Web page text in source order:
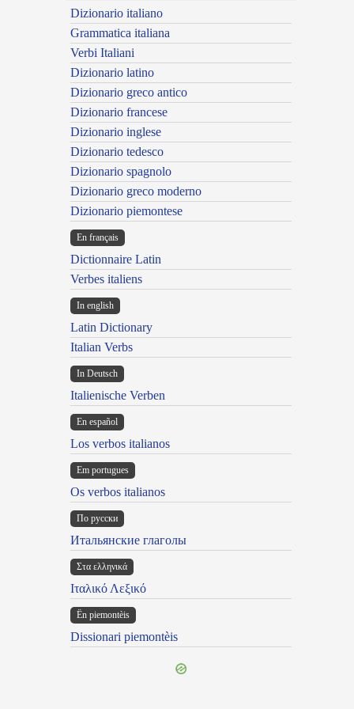
Dizionario italiano
Grammatica italiana
Verbi Italiani
Dizionario latino
Dizionario greco antico
Dizionario francese
Dizionario inglese
Dizionario tedesco
Dizionario spagnolo
Dizionario greco moderno
Dizionario piemontese
En français
Dictionnaire Latin
Verbes italiens
In english
Latin Dictionary
Italian Verbs
In Deutsch
Italienische Verben
En español
Los verbos italianos
Em portugues
Os verbos italianos
По русски
Итальянские глаголы
Στα ελληνικά
Ιταλικό Λεξικό
Ën piemontèis
Dissionari piemontèis